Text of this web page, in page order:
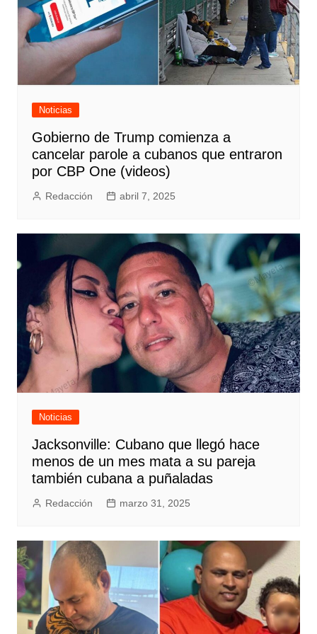
Noticias
Gobierno de Trump comienza a
cancelar parole a cubanos que entraron
por CBP One (videos)
Redacción abril 7, 2025
Noticias
Jacksonville: Cubano que llegó hace
menos de un mes mata a su pareja
también cubana a puñaladas
Redacción marzo 31, 2025